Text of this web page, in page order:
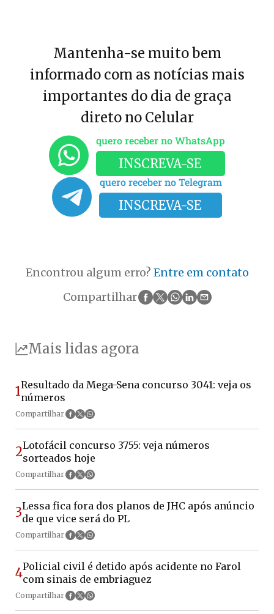
Mantenha-se muito bem
informado com as notícias mais
importantes do dia de graça
direto no Celular
quero receber no WhatsApp
INSCREVA-SE
quero receber no Telegram
INSCREVA-SE
Encontrou algum erro? Entre em contato
Compartilhar
Mais lidas agora
1Resultado da Mega-Sena concurso 3041: veja os
números
Compartilhar
2Lotofácil concurso 3755: veja números
sorteados hoje
Compartilhar
3Lessa fica fora dos planos de JHC após anúncio
de que vice será do PL
Compartilhar
4Policial civil é detido após acidente no Farol
com sinais de embriaguez
Compartilhar